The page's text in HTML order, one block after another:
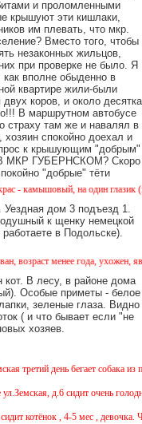
и проломленными
крышуют эти кишлаки,
им плевать, что мкр.
Вместо того, чтобы
незаконных жильцов,
при проверке не было. Я
вполне обыденно в
квартире жили-были
коров, и около десятка
В маршрутном автобусе
страху там же и навалял в
хозяин спокойно доехал и
к крышующим "добрым"
ГУБЕРНСКОМ? Скоро
"добрые" тёти
один глазик (возможно)
Уездная дом 3 подъезд 1.
к щенку немецкой
в Подольске).
года, ухожен, явно
кот. В лесу, в районе дома
Особые приметы - белое
зеленые глаза. Видно
( и что бывает если "не
хозяев.
день бегает собака из
д.6 сидит очень голодная
, 4-5 мес , девочка.